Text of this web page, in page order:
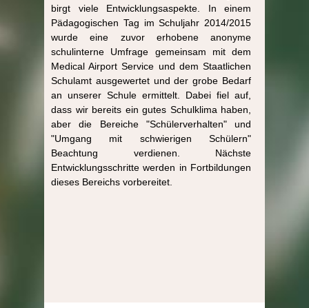
birgt viele Entwicklungsaspekte. In einem
Pädagogischen Tag im Schuljahr 2014/2015
wurde eine zuvor erhobene anonyme
schulinterne Umfrage gemeinsam mit dem
Medical Airport Service und dem Staatlichen
Schulamt ausgewertet und der grobe Bedarf
an unserer Schule ermittelt. Dabei fiel auf,
dass wir bereits ein gutes Schulklima haben,
aber die Bereiche "Schülerverhalten" und
"Umgang mit schwierigen Schülern"
Beachtung verdienen. Nächste
Entwicklungsschritte werden in Fortbildungen
dieses Bereichs vorbereitet.